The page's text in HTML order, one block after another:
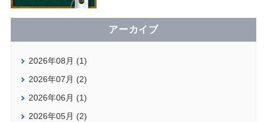
アーカイブ
2026年08月 (1)
2026年07月 (2)
2026年06月 (1)
2026年05月 (2)